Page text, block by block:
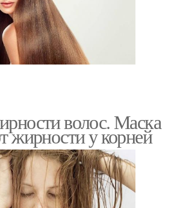
волос. Маска
жирности у корней